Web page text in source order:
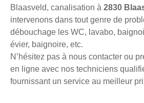
Blaasveld, canalisation à 2830
intervenons dans tout genre de
débouchage les WC, lavabo,
évier, baignoire, etc.
N’hésitez pas à nous contacter ou
en ligne avec nos techniciens
fournissant un service au meilleur